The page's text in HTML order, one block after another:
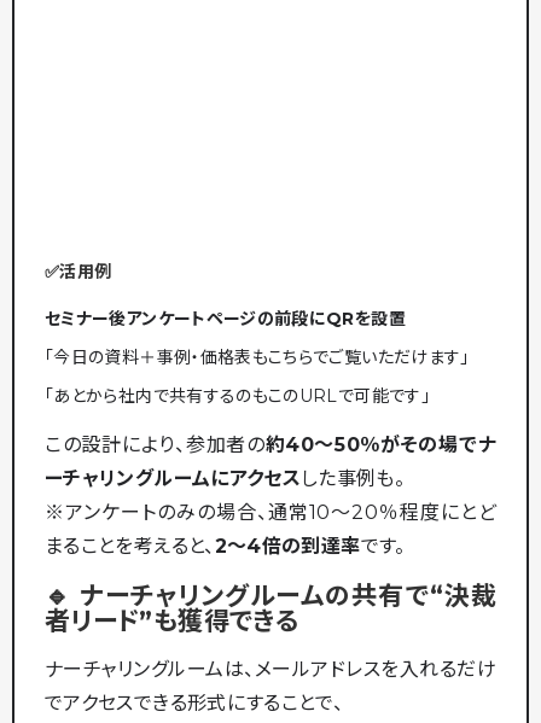
✅活用例
セミナー後アンケートページの前段にQRを設置
「今日の資料＋事例・価格表もこちらでご覧いただけます」
「あとから社内で共有するのもこのURLで可能です」
この設計により、参加者の約40〜50％がその場でナ
ーチャリングルームにアクセスした事例も。
※アンケートのみの場合、通常10〜20％程度にとど
まることを考えると、 2〜4倍の到達率です。
🔹 ナーチャリングルームの共有で“決裁
者リード”も獲得できる
ナーチャリングルームは、メールアドレスを入れるだけ
でアクセスできる形式にすることで、